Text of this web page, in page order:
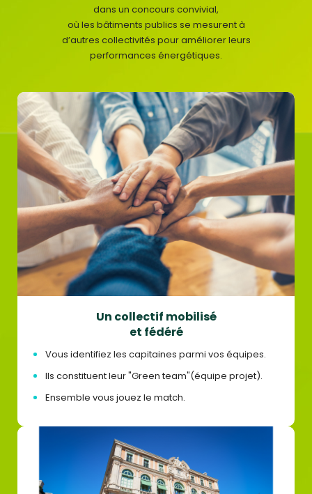
dans un concours convivial,
où les bâtiments publics se mesurent à
d’autres collectivités pour améliorer leurs
performances énergétiques.
Un collectif mobilisé
et fédéré
Vous identifiez les capitaines parmi vos équipes.
Ils constituent leur "Green team"(équipe projet).
Ensemble vous jouez le match.